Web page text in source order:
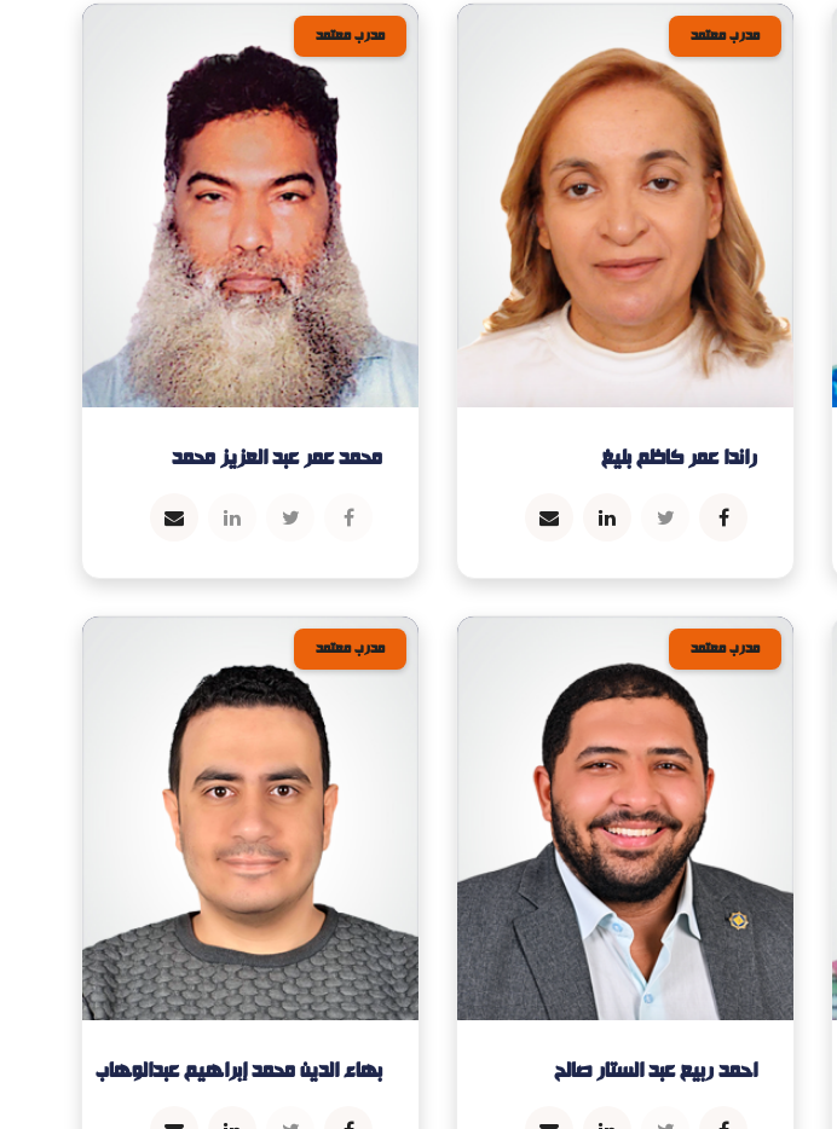
مدرب معتمد
راندا عمر كاظم بليغ
مدرب معتمد
محمد عمر عبد العزيز محمد
مدرب معتمد
احمد ربيع عبد الستار صالح
مدرب معتمد
بهاء الدين محمد إبراهيم عبدالوهاب